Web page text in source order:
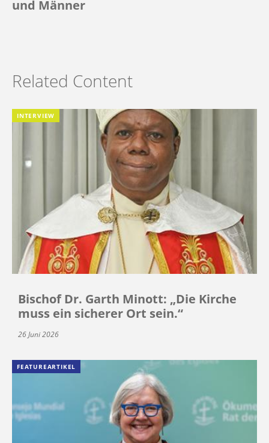
und Männer
Related Content
INTERVIEW
Bischof Dr. Garth Minott: „Die Kirche
muss ein sicherer Ort sein.“
26 Juni 2026
FEATUREARTIKEL